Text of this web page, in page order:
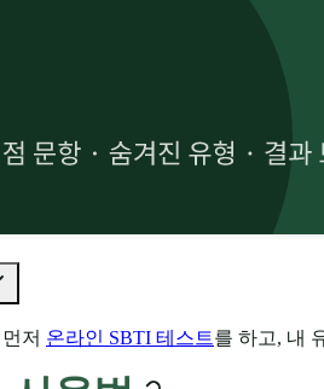
저 온라인 SBTI 테스트를 하고, 내